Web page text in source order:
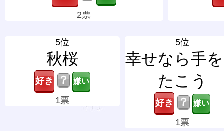
2票
5位
秋桜
？
1票
5位
幸せなら手
たこう
？
1票